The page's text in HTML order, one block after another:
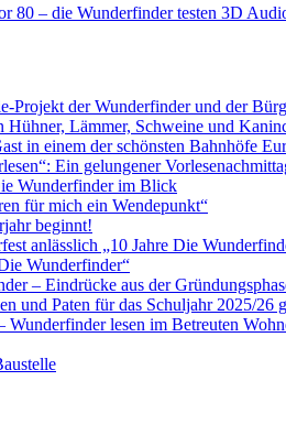
80 – die Wunderfinder testen 3D
Projekt der Wunderfinder und der
Hühner, Lämmer, Schweine und
in einem der schönsten Bahnhöfe
Ein gelungener
Wunderfinder im Blick
für mich ein Wendepunkt“
beginnt!
anlässlich „10 Jahre Die
Wunderfinder“
– Eindrücke aus der
und Paten für das Schuljahr 2025/26
Wunderfinder lesen im Betreuten